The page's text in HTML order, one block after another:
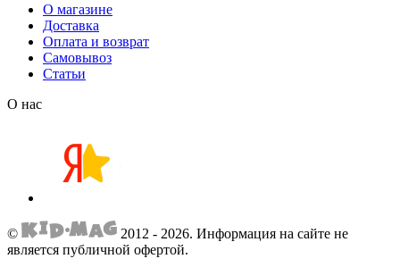
О магазине
Доставка
Оплата и возврат
Самовывоз
Статьи
О нас
© 2012 - 2026. Информация на сайте не
является публичной офертой.